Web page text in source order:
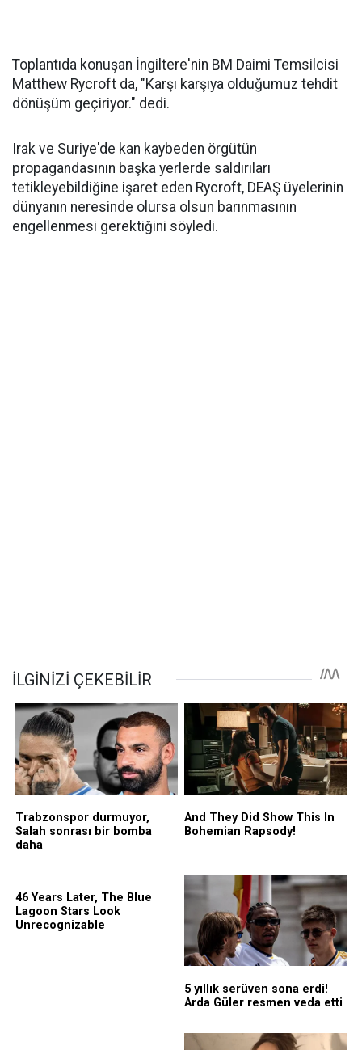
Toplantıda konuşan İngiltere'nin BM Daimi Temsilcisi
Matthew Rycroft da, "Karşı karşıya olduğumuz tehdit
dönüşüm geçiriyor." dedi.
Irak ve Suriye'de kan kaybeden örgütün
propagandasının başka yerlerde saldırıları
tetikleyebildiğine işaret eden Rycroft, DEAŞ üyelerinin
dünyanın neresinde olursa olsun barınmasının
engellenmesi gerektiğini söyledi.